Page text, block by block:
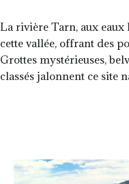
La rivière Tarn, aux
cette vallée, offrant des
Grottes mystérieuses,
classés jalonnent ce site